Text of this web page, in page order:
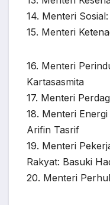
14. Menteri
15. Menteri
16. Menteri
Kartasasmita
17. Menteri
18. Menteri
Arifin Tasrif
19. Menteri
Rakyat: Basuki
20. Menteri